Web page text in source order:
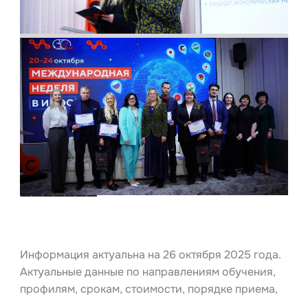
Информация актуальна на 26 октября 2025 года.
Актуальные данные по направлениям обучения,
профилям, срокам, стоимости, порядке приема,